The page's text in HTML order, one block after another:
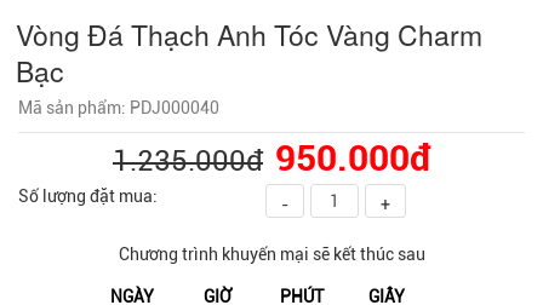
Vòng Đá Thạch Anh Tóc Vàng Charm
Bạc
Mã sản phẩm: PDJ000040
1.235.000đ 950.000đ
Số lượng đặt mua: - +
Chương trình khuyến mại sẽ kết thúc sau
NGÀY GIỜ PHÚT GIÂY